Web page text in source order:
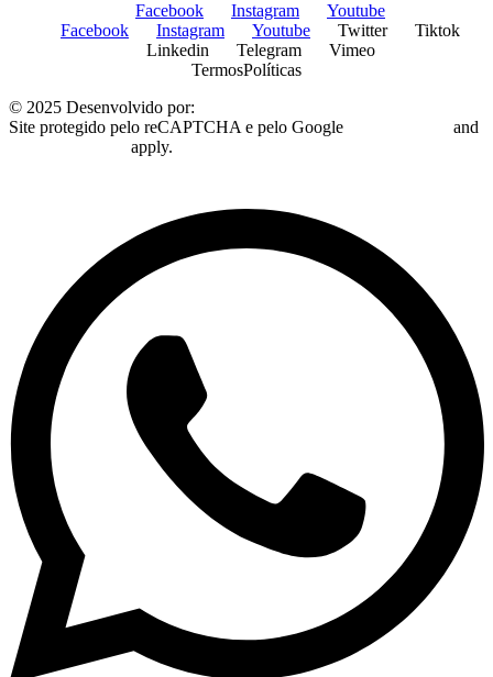
Facebook Instagram
Youtube
Facebook
Instagram Youtube Twitter
Tiktok
Linkedin
Telegram
Vimeo
TermosPolíticas
© 2025 Desenvolvido por:
Site protegido pelo reCAPTCHA e pelo Google
and
apply.